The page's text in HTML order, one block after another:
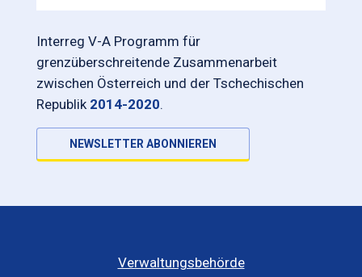
Interreg V-A Programm für
grenzüberschreitende Zusammenarbeit
zwischen Österreich und der Tschechischen
Republik 2014-2020.
NEWSLETTER ABONNIEREN
Verwaltungsbehörde